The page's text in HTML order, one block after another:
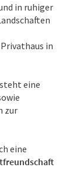
in ruhiger
in
steht eine
zur
eine